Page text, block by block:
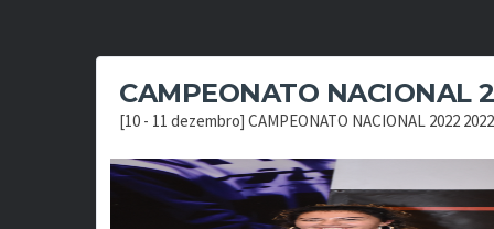
CAMPEONATO NACIONAL
[10 - 11 dezembro] CAMPEONATO NACIONAL 2022 2022